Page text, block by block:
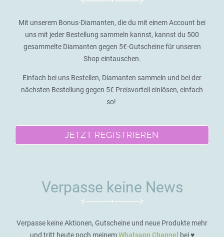
Mit unserem Bonus-Diamanten, die du mit einem Account bei
uns mit jeder Bestellung sammeln kannst, kannst du 500
gesammelte Diamanten gegen 5€-Gutscheine für unseren
Shop eintauschen.
Einfach bei uns Bestellen, Diamanten sammeln und bei der
nächsten Bestellung gegen 5€ Preisvorteil einlösen, einfach
so!
JETZT REGISTRIEREN
Verpasse keine News
Verpasse keine Aktionen, Gutscheine und neue Produkte mehr
und tritt heute noch meinemWhatsapp Channel bei ♥️